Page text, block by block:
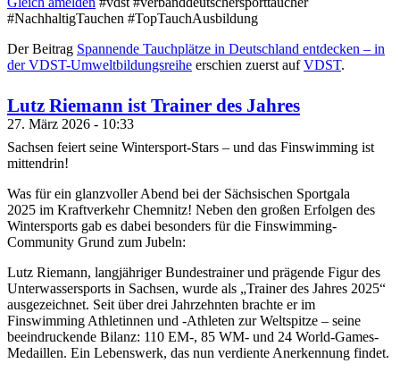
#NachhaltigTauchen #TopTauchAusbildung
Der Beitrag Spannende Tauchplätze in Deutschland entdecken – in
der VDST-Umweltbildungsreihe erschien zuerst aufVDST.
Lutz Riemann ist Trainer des Jahres
27. März 2026 - 10:33
Sachsen feiert seine Wintersport-Stars – und das Finswimming ist
mittendrin!
Was für ein glanzvoller Abend bei der Sächsischen Sportgala
2025 im Kraftverkehr Chemnitz! Neben den großen Erfolgen des
Wintersports gab es dabei besonders für die Finswimming-
Community Grund zum Jubeln:
Lutz Riemann, langjähriger Bundestrainer und prägende Figur des
Unterwassersports in Sachsen, wurde als „Trainer des Jahres 2025“
ausgezeichnet. Seit über drei Jahrzehnten brachte er im
Finswimming Athletinnen und -Athleten zur Weltspitze – seine
beeindruckende Bilanz: 110 EM-, 85 WM- und 24 World-Games-
Medaillen. Ein Lebenswerk, das nun verdiente Anerkennung findet.